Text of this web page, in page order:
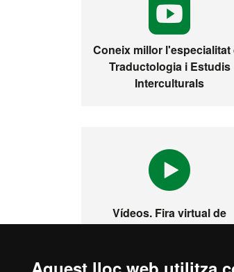
Coneix millor l'especialitat
Traductologia i Estudis
Interculturals
Vídeos. Fira virtual de
màsters, postgraus i